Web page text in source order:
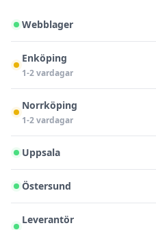
Webblager
Enköping
1-2 vardagar
Norrköping
1-2 vardagar
Uppsala
Östersund
Leverantör